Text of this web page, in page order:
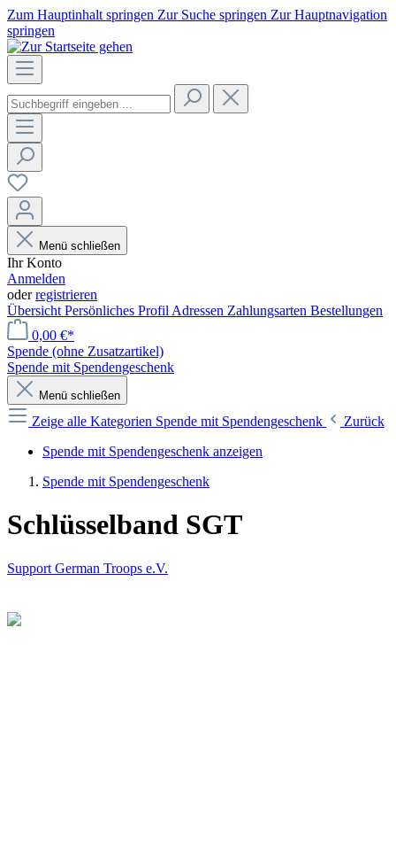
Zum Hauptinhalt springen Zur Suche springen Zur Hauptnavigation
springen
Menü schließen
Ihr Konto
Anmelden
oderregistrieren
Übersicht Persönliches Profil Adressen Zahlungsarten Bestellungen
0,00 €*
Spende (ohne Zusatzartikel)
Spende mit Spendengeschenk
Menü schließen
Zeige alle Kategorien Spende mit Spendengeschenk
Zurück
Spende mit Spendengeschenk anzeigen
Spende mit Spendengeschenk
Schlüsselband SGT
Support German Troops e.V.